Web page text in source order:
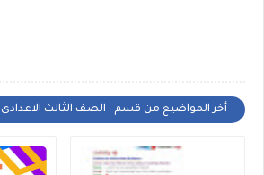
أخر المواضيع من قسم : الصف الثالث الاعدادى